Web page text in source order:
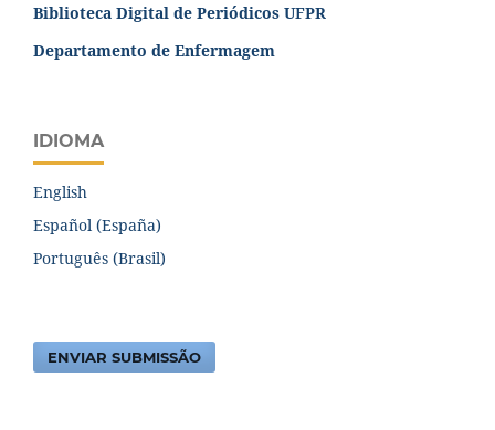
Biblioteca Digital de Periódicos UFPR
Departamento de Enfermagem
IDIOMA
English
Español (España)
Português (Brasil)
ENVIAR SUBMISSÃO